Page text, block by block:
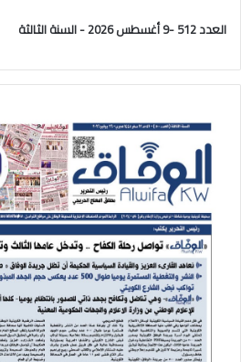
العدد 512 -9 أغسطس 2026 - السنة الثالثة